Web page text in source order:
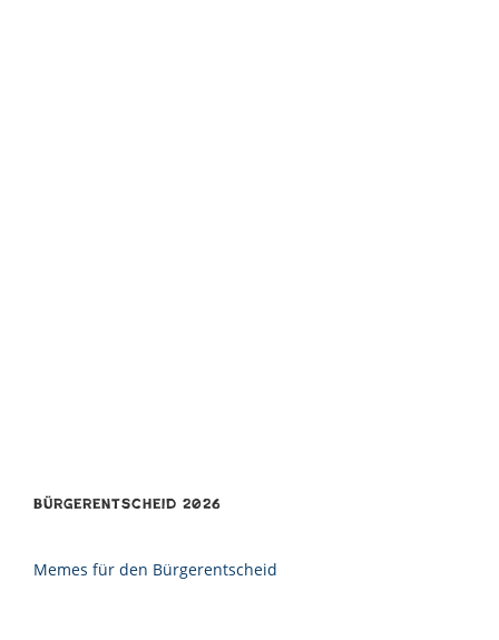
Bürgerentscheid 2026
Memes für den Bürgerentscheid